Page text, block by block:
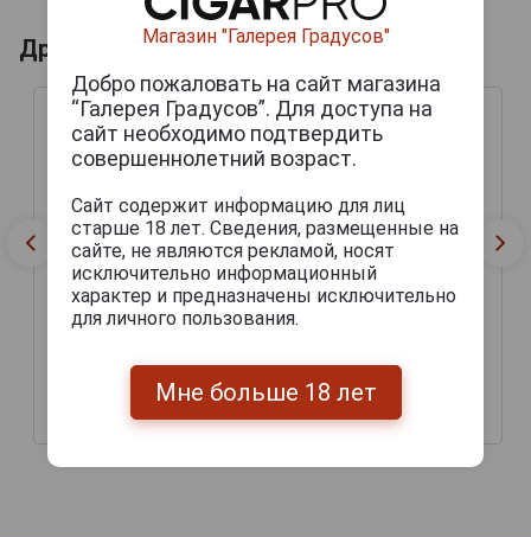
Другие продукты бренда REBEL APPLE
Rebel Apple Dickiy Crest
Эппл Дикий Крест
Полусухой 0.45л
290 руб.
Эппл Тайм Килла
Конопляный 0.33л
265 руб.
Магазин "Галерея Градусов"
Добро пожаловать на сайт магазина
“Галерея Градусов”. Для доступа на
сайт необходимо подтвердить
совершеннолетний возраст.
Сайт содержит информацию для лиц
старше 18 лет. Сведения, размещенные на
сайте, не являются рекламой, носят
исключительно информационный
характер и предназначены исключительно
для личного пользования.
Мне больше 18 лет